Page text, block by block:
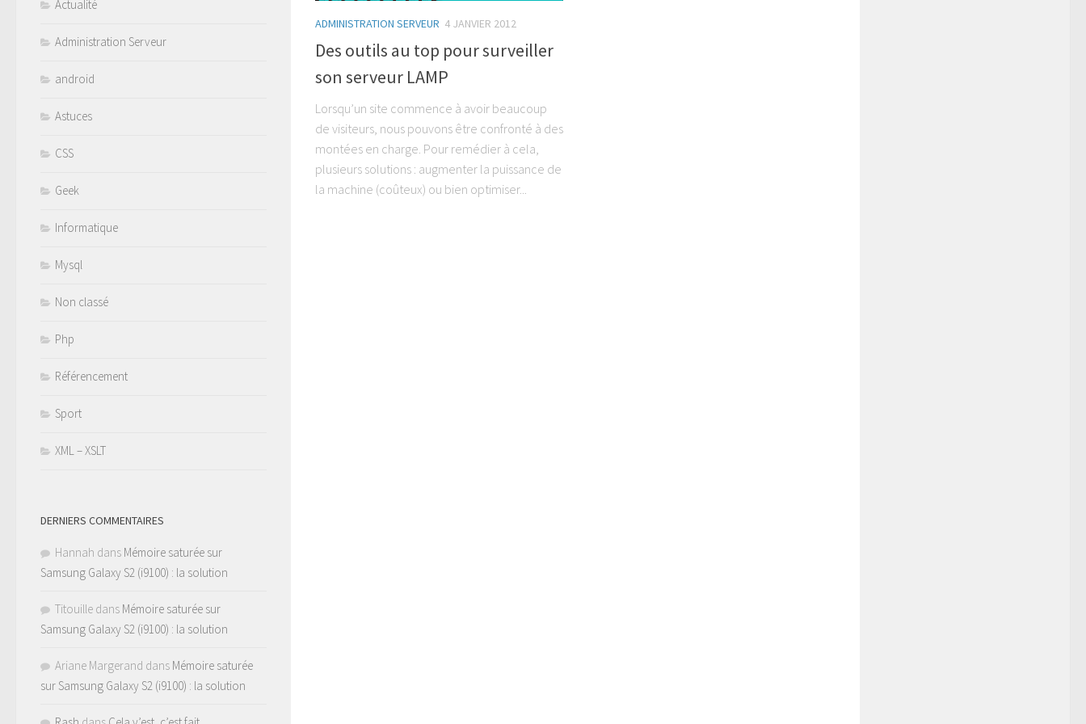
ADMINISTRATION SERVEUR 4 JANVIER 2012
Des outils au top pour surveiller
son serveur LAMP
Lorsqu’un site commence à avoir beaucoup
de visiteurs, nous pouvons être confronté à des
montées en charge. Pour remédier à cela,
plusieurs solutions : augmenter la puissance de
la machine (coûteux) ou bien optimiser...
Actualité
Administration Serveur
android
Astuces
CSS
Geek
Informatique
Mysql
Non classé
Php
Référencement
Sport
XML – XSLT
DERNIERS COMMENTAIRES
Hannah dans Mémoire saturée sur
Samsung Galaxy S2 (i9100) : la solution
Titouille dans Mémoire saturée sur
Samsung Galaxy S2 (i9100) : la solution
Ariane Margerand dans Mémoire saturée
sur Samsung Galaxy S2 (i9100) : la solution